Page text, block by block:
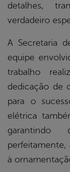
detalhes,
verdadeiro
A Secretaria
equipe
trabalho
dedicação de
para o
elétrica
à